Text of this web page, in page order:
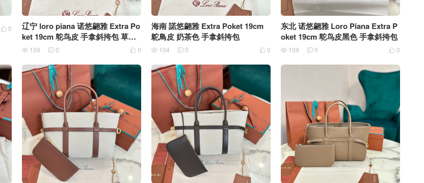
 0
辽宁 loro piana 诺悠翩雅 Extra Po
ket 19cm 鸵鸟皮 手拿斜挎包 草绿
色
 0
 109  0
海南 諾悠翩雅 Extra Poket 19cm
鴕鳥皮 奶茶色 手拿斜挎包
 0
 104  0
东北 诺悠翩雅 Loro Piana Extra P
oket 19cm 鸵鸟皮黑色 手拿斜挎包
 0
 109  0